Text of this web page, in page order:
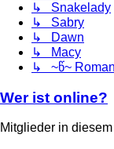
↳ Snakelady
↳ Sabry
↳ Dawn
↳ Macy
↳ ~წ~
Wer ist online?
Mitglieder in